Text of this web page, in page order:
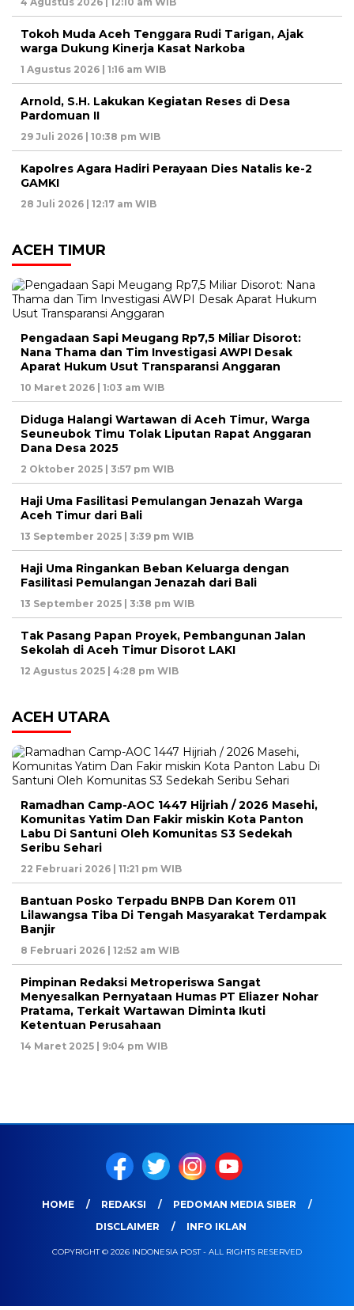
Tokoh Muda Aceh Tenggara Rudi Tarigan, Ajak
warga Dukung Kinerja Kasat Narkoba
1 Agustus 2026 | 1:16 am WIB
Arnold, S.H. Lakukan Kegiatan Reses di Desa
Pardomuan II
29 Juli 2026 | 10:38 pm WIB
Kapolres Agara Hadiri Perayaan Dies Natalis ke-2
GAMKI
28 Juli 2026 | 12:17 am WIB
ACEH TIMUR
Pengadaan Sapi Meugang Rp7,5 Miliar Disorot:
Nana Thama dan Tim Investigasi AWPI Desak
Aparat Hukum Usut Transparansi Anggaran
10 Maret 2026 | 1:03 am WIB
Diduga Halangi Wartawan di Aceh Timur, Warga
Seuneubok Timu Tolak Liputan Rapat Anggaran
Dana Desa 2025
2 Oktober 2025 | 3:57 pm WIB
Haji Uma Fasilitasi Pemulangan Jenazah Warga
Aceh Timur dari Bali
13 September 2025 | 3:39 pm WIB
Haji Uma Ringankan Beban Keluarga dengan
Fasilitasi Pemulangan Jenazah dari Bali
13 September 2025 | 3:38 pm WIB
Tak Pasang Papan Proyek, Pembangunan Jalan
Sekolah di Aceh Timur Disorot LAKI
12 Agustus 2025 | 4:28 pm WIB
ACEH UTARA
Ramadhan Camp-AOC 1447 Hijriah / 2026 Masehi,
Komunitas Yatim Dan Fakir miskin Kota Panton
Labu Di Santuni Oleh Komunitas S3 Sedekah
Seribu Sehari
22 Februari 2026 | 11:21 pm WIB
Bantuan Posko Terpadu BNPB Dan Korem 011
Lilawangsa Tiba Di Tengah Masyarakat Terdampak
Banjir
8 Februari 2026 | 12:52 am WIB
Pimpinan Redaksi Metroperiswa Sangat
Menyesalkan Pernyataan Humas PT Eliazer Nohar
Pratama, Terkait Wartawan Diminta Ikuti
Ketentuan Perusahaan
14 Maret 2025 | 9:04 pm WIB
HOME REDAKSI
PEDOMAN MEDIA SIBER
DISCLAIMER
INFO IKLAN
COPYRIGHT © 2026 INDONESIA POST - ALL RIGHTS RESERVED